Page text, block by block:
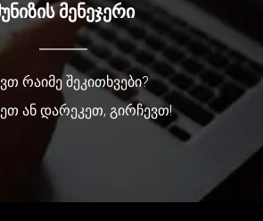
მენეჯერი
რაიმე შეკითხვები?
ან დარეკეთ, გირჩევთ!